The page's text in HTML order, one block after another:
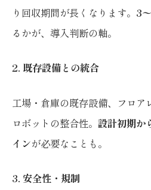
り回収期間が長くなります。 3
るかが、導入判断の軸。
2. 既存設備との統合
工場・倉庫の既存設備、フロア
ロボットの整合性。 設計初期か
インが必要なことも。
3. 安全性・規制